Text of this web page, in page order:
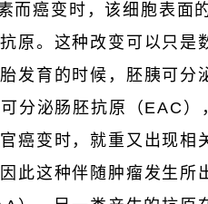
而癌变时，该细胞表面
原。这种改变可以只是
发育的时候，胚胰可分
分泌肠胚抗原（EAC）
癌变时，就重又出现相
此这种伴随肿瘤发生所